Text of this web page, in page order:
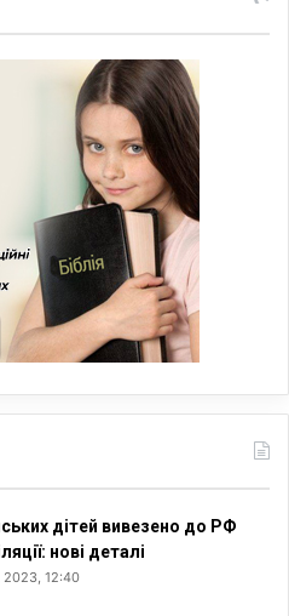
дітей вивезено до РФ
нові деталі
2023, 12:40